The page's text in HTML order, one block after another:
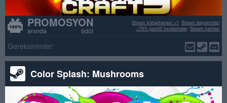
PROMOSYON
anında ödül
Steam başarımları
Steam kütüphanesi +1
Steam kartları
>70% pozitif incelemeler
Gereksinimler:
Color Splash: Mushrooms